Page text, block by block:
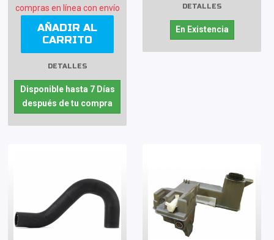
compras en línea con envío
AÑADIR AL
CARRITO
DETALLES
Disponible hasta 7 Días
después de tu compra
DETALLES
En Existencia